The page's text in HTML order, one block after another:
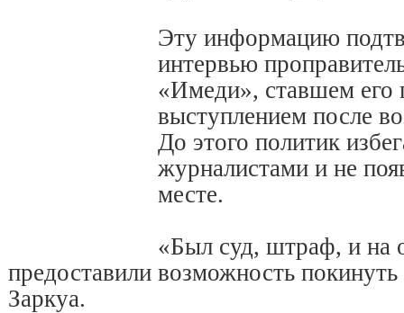
Эту информацию
интервью
«Имеди», ставшем
выступлением после
До этого политик
журналистами и не
месте.
«Был суд, штраф, и на
предоставили возможность
Заркуа.